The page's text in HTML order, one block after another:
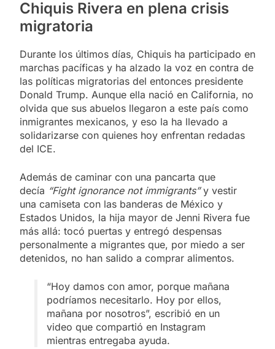
Chiquis Rivera en plena crisis
migratoria
Durante los últimos días, Chiquis ha participado en
marchas pacíficas y ha alzado la voz en contra de
las políticas migratorias del entonces presidente
Donald Trump. Aunque ella nació en California, no
olvida que sus abuelos llegaron a este país como
inmigrantes mexicanos, y eso la ha llevado a
solidarizarse con quienes hoy enfrentan redadas
del ICE.
Además de caminar con una pancarta que
decía “Fight ignorance not immigrants”y vestir
una camiseta con las banderas de México y
Estados Unidos, la hija mayor de Jenni Rivera fue
más allá: tocó puertas y entregó despensas
personalmente a migrantes que, por miedo a ser
detenidos, no han salido a comprar alimentos.
“Hoy damos con amor, porque mañana
podríamos necesitarlo. Hoy por ellos,
mañana por nosotros”, escribió en un
video que compartió en Instagram
mientras entregaba ayuda.